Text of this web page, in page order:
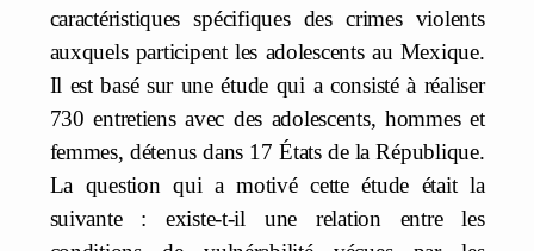
caractéristiques spécifiques des crimes violents
auxquels participent les adolescents au Mexique.
Il est basé sur une étude qui a consisté à réaliser
730 entretiens avec des adolescents, hommes et
femmes, détenus dans 17 États de la République.
La question qui a motivé cette étude était la
suivante : existe-t-il une relation entre les